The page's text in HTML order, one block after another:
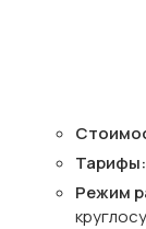
Тарифы:
Режим